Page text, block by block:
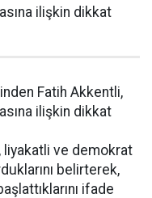
ilişkin dikkat
Fatih Akkentli,
ilişkin dikkat
liyakatli ve demokrat
belirterek,
ifade